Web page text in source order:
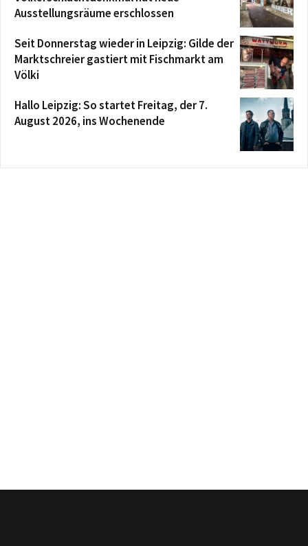
Ausstellungsräume erschlossen
Seit Donnerstag wieder in Leipzig: Gilde der
Marktschreier gastiert mit Fischmarkt am
Völki
Hallo Leipzig: So startet Freitag, der 7.
August 2026, ins Wochenende